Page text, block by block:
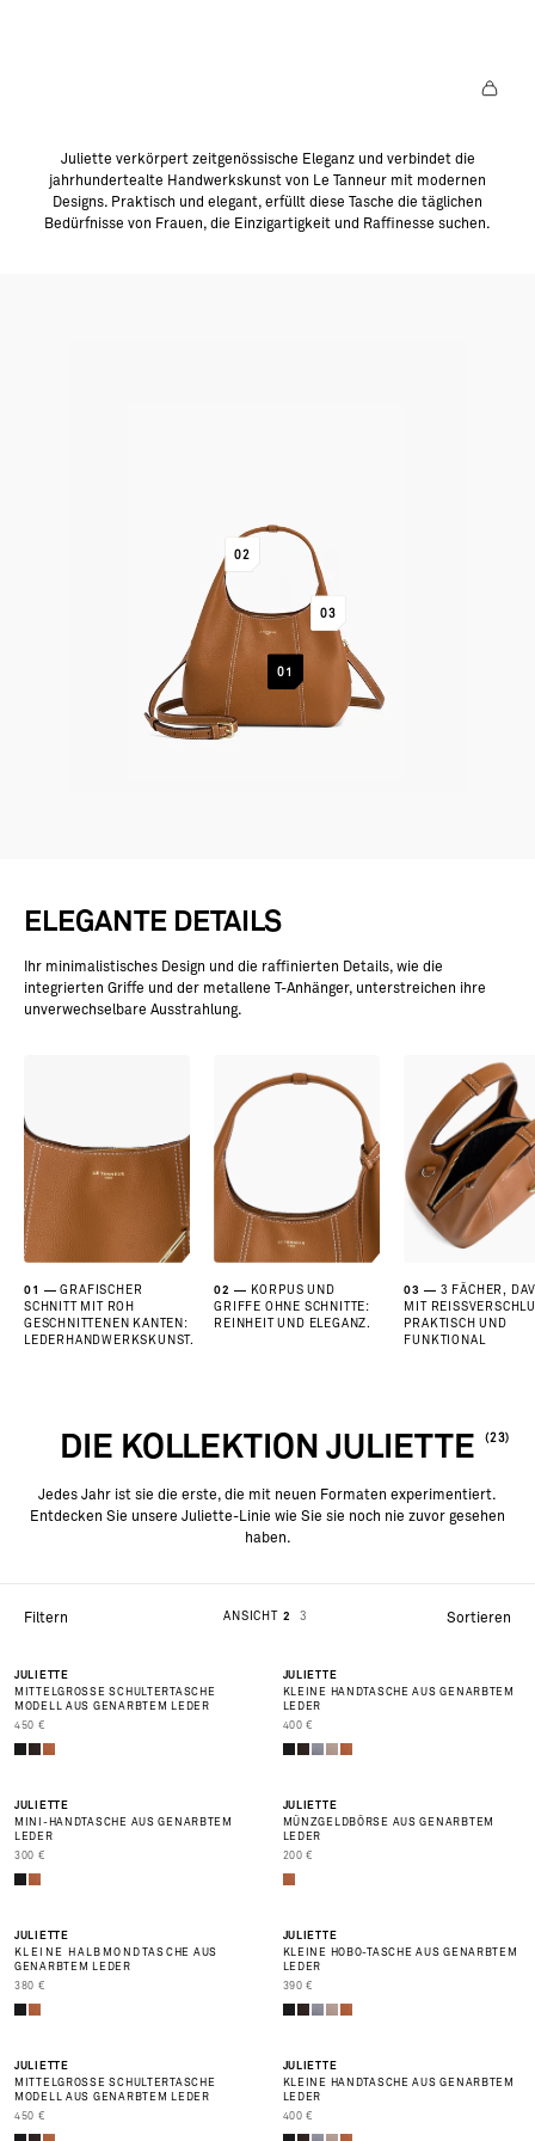
Juliette verkörpert zeitgenössische Eleganz und verbindet die
jahrhundertealte Handwerkskunst von Le Tanneur mit modernen
Designs. Praktisch und elegant, erfüllt diese Tasche die täglichen
Bedürfnisse von Frauen, die Einzigartigkeit und Raffinesse suchen.
GEHE ZUM ELEMENT 1
01
GEHE ZUM ELEMENT 2
02
GEHE ZUM ELEMENT 3
03
ELEGANTE DETAILS
Ihr minimalistisches Design und die raffinierten Details, wie die
integrierten Griffe und der metallene T-Anhänger, unterstreichen ihre
unverwechselbare Ausstrahlung.
01
GRAFISCHER
SCHNITT MIT ROH
GESCHNITTENEN KANTEN:
LEDERHANDWERKSKUNST.
02
KORPUS UND
GRIFFE OHNE SCHNITTE:
REINHEIT UND ELEGANZ.
03
3 FÄCHER,
MIT
RAKTISCH UND F
UNKTIONAL
DIE KOLLEKTION JULIETTE (23)
Jedes Jahr ist sie die erste, die mit neuen Formaten experimentiert.
Entdecken Sie unsere Juliette-Linie wie Sie sie noch nie zuvor gesehen
haben.
Filtern ANSICHT 2 3 Sortieren
JULIETTE
MITTELGROSSE SCHULTERTASCHE M
ODELL AUS GENARBTEM LEDER
PRIX DE VENTE
450 €
JULIETTE
KLEINE HANDTASCHE AUS GENARBTEM
LEDER
PRIX DE VENTE
400 €
JULIETTE
MINI-HANDTASCHE AUS GENARBTEM
LEDER
PRIX DE VENTE
300 €
JULIETTE
MÜNZGELDBÖRSE AUS GENARBTEM
LEDER
PRIX DE VENTE
200 €
JULIETTE
KLEINE HALBMONDTASCHE AUS
GENARBTEM LEDER
PRIX DE VENTE
380 €
JULIETTE
KLEINE HOBO-TASCHE AUS GENARBTEM
LEDER
PRIX DE VENTE
390 €
JULIETTE
MITTELGROSSE SCHULTERTASCHE M
ODELL AUS GENARBTEM LEDER
PRIX DE VENTE
450 €
JULIETTE
KLEINE HANDTASCHE AUS GENARBTEM
LEDER
PRIX DE VENTE
400 €